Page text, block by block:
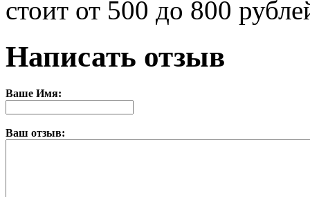
стоит от 500 до 800
Написать отзыв
Ваше Имя:
Ваш отзыв: